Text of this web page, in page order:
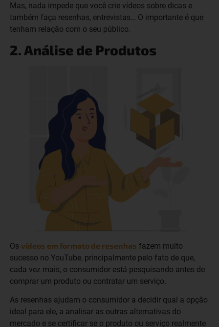
Mas, nada impede que você crie vídeos sobre dicas e
também faça resenhas, entrevistas… O importante é que
tenham relação com o seu público.
2. Análise de Produtos
Os vídeos em formato de resenhas fazem muito
sucesso no YouTube, principalmente pelo fato de que,
cada vez mais, o consumidor está pesquisando antes de
comprar um produto ou contratar um serviço.
As resenhas ajudam o consumidor a decidir qual a opção
ideal para ele, a analisar as outras alternativas do
mercado e se certificar se o produto ou serviço realmente